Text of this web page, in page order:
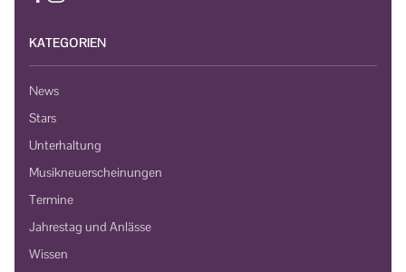
KATEGORIEN
News
Stars
Unterhaltung
Musikneuerscheinungen
Termine
Jahrestag und Anlässe
Wissen